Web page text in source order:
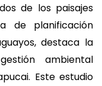
de los paisajes
de planificación
destaca la
ambiental
Este estudio